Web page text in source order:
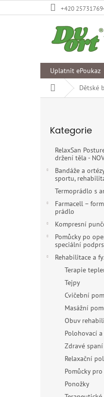
na
+420
Uplatnit ePoukaz
Domů
Dětské
kategorie
Kategorie
RelaxSan
držení těla -
Bandáže a
sportu,
Termoprádlo s
Farmacell –
prádlo
Kompresní
Pomůcky po
speciální
Rehabilitace a
Terapie
Tejpy
Cvičební
Masážní
Obuv
Polohovací
Zdravé spaní
Relaxační
Pomůcky
Ponožky